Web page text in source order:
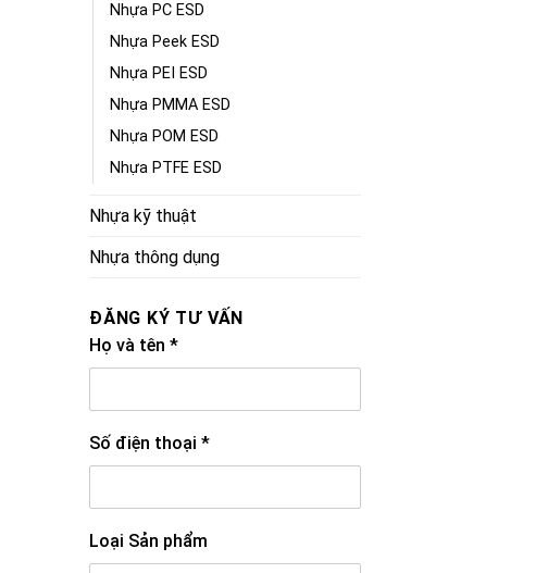
Nhựa PC ESD
Nhựa Peek ESD
Nhựa PEI ESD
Nhựa PMMA ESD
Nhựa POM ESD
Nhựa PTFE ESD
Nhựa kỹ thuật
Nhựa thông dụng
ĐĂNG KÝ TƯ VẤN
Họ và tên *
Số điện thoại *
Loại Sản phẩm